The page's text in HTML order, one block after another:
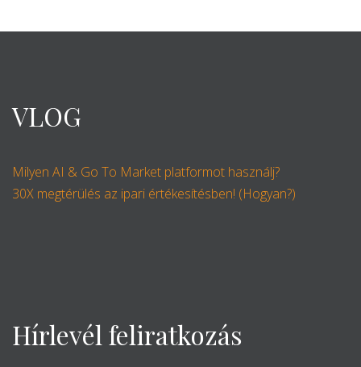
VLOG
Milyen AI & Go To Market platformot használj?
30X megtérülés az ipari értékesítésben! (Hogyan?)
Hírlevél feliratkozás